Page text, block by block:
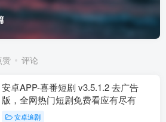
赞 评论
安卓APP-喜番短剧 v3.5.1.2 去广告
版，全网热门短剧免费看应有尽有
安卓追剧